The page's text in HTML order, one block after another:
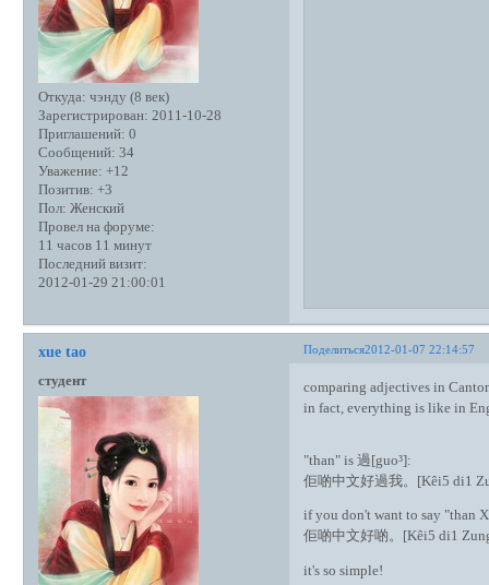
Откуда: чэнду (8 век)
Зарегистрирован: 2011-10-28
Приглашений: 0
Сообщений: 34
Уважение: +12
Позитив: +3
Пол: Женский
Провел на форуме:
11 часов 11 минут
Последний визит:
2012-01-29 21:00:01
Поделиться2012-01-07 22:14:57
xue tao
студент
comparing adjectives in
in fact, everything is like in
"than" is 過[guo³]:
佢啲中文好過我。[Kêi5 di1
if you don't want to say "than
佢啲中文好啲。[Kêi5 di1
it's so simple!